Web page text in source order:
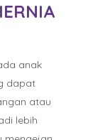
anak
dapat
atau
lebih